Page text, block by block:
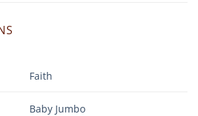
Faith
Baby Jumbo